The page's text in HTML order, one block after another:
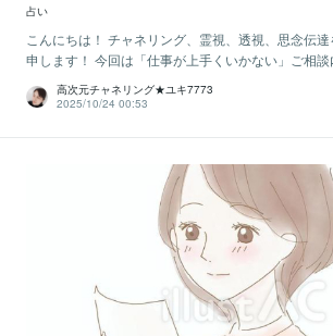
占い
こんにちは！ チャネリング、霊視、透視、思念伝
申します！ 今回は「仕事が上手くいかない」ご相談
高次元チャネリング★ユキ7773
2025/10/24 00:53